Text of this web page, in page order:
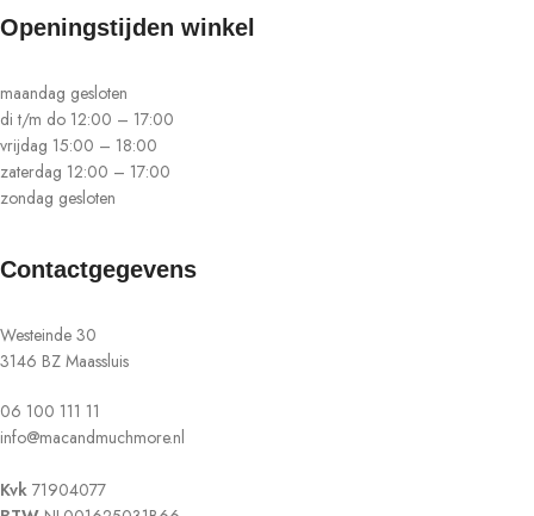
Openingstijden winkel
maandag gesloten
di t/m do 12:00 – 17:00
vrijdag 15:00 – 18:00
zaterdag 12:00 – 17:00
zondag gesloten
Contactgegevens
Westeinde 30
3146 BZ Maassluis
06 100 111 11
info@macandmuchmore.nl
Kvk 71904077